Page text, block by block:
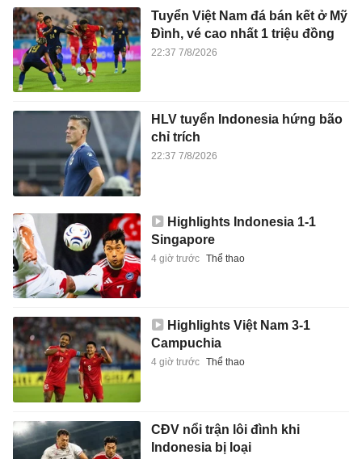
Tuyển Việt Nam đá bán kết ở Mỹ
Đình, vé cao nhất 1 triệu đồng
22:37 7/8/2026
HLV tuyển Indonesia hứng bão
chỉ trích
22:37 7/8/2026
Highlights Indonesia 1-1
Singapore
4 giờ trước Thể thao
Highlights Việt Nam 3-1
Campuchia
4 giờ trước Thể thao
CĐV nổi trận lôi đình khi
Indonesia bị loại